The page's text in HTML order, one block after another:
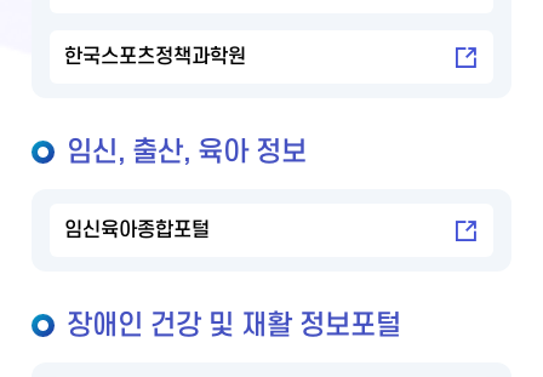
한국스포츠정책과학원
임신, 출산, 육아 정보
임신육아종합포털
장애인 건강 및 재활 정보포털